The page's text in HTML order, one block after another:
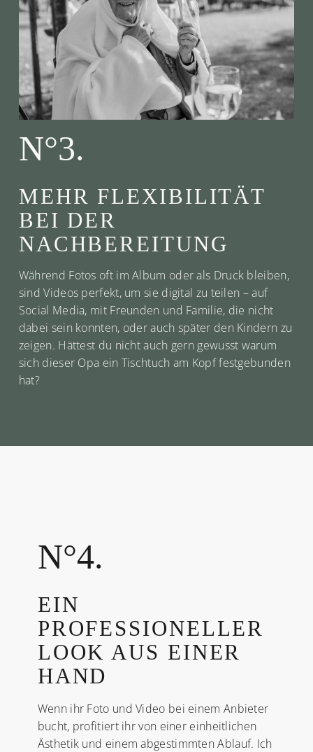
N°3.
MEHR FLEXIBILITÄT
BEI DER
NACHBEREITUNG
Während Fotos oft im Album oder als Druck bleiben,
sind Videos perfekt, um sie digital zu teilen – auf
Social Media, mit Freunden und Familie, die nicht
dabei sein konnten, oder auch später den Kindern zu
zeigen. Hättest du nicht auch gern gewusst warum
sich dieser Opa ein Tischtuch am Kopf festgebunden
hat?
N°4.
EIN
PROFESSIONELLER
LOOK AUS EINER
HAND
Wenn ihr Foto und Video bei einem Anbieter
bucht, profitiert ihr von einer einheitlichen
Ästhetik und einem abgestimmten Ablauf. Ich